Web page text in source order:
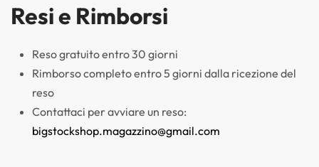
Resi e Rimborsi
Reso gratuito entro 30 giorni
Rimborso completo entro 5 giorni dalla ricezione del
reso
Contattaci per avviare un reso:
bigstockshop.magazzino@gmail.com